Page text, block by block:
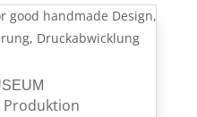
Produktion